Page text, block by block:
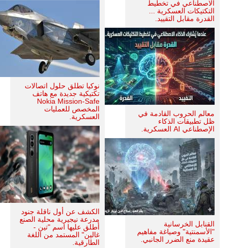
الاصطناعي في تخطيط
التكتيكات العسكرية ...
القدرة مقابل التقييد.
معالم الحروب القادمة في
ظل تطبيقات الذكاء
الإصطناعي AI العسكرية.
القنابل الخرسانية
"الأسمنتية" وصياغة مفاهيم
عقيدة منع الضرر الجانبي.
نوكيا تطلق حلول اتصالات
تكتيكية جديدة مع هاتف
Nokia Mission-Safe
المخصص للعمليات
العسكرية.
الكشف عن أول ناقلة جنود
مدرعة نيجيرية محلية الصنع
أطلق عليها اسم "تين -
غالين" المستمد من اللغة
الطارقية.